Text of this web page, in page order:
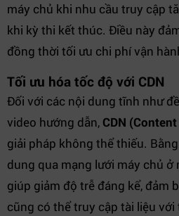
máy chủ khi nhu cầu truy cập
khi kỳ thi kết thúc. Điều này
đồng thời tối ưu chi phí vận
Tối ưu hóa tốc độ với CDN
Đối với các nội dung tĩnh như
video hướng dẫn, CDN
giải pháp không thể thiếu.
dung qua mạng lưới máy chủ ở
giúp giảm độ trễ đáng kể, đảm
cũng có thể truy cập tài liệu